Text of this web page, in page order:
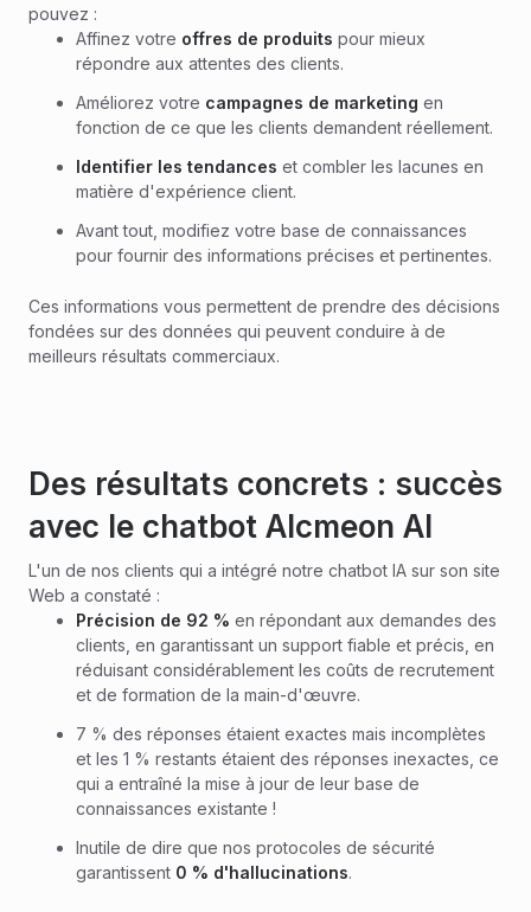
pouvez :
Affinez votre offres de produits pour mieux
répondre aux attentes des clients.
Améliorez votre campagnes de marketing en
fonction de ce que les clients demandent réellement.
Identifier les tendances et combler les lacunes en
matière d'expérience client.
Avant tout, modifiez votre base de connaissances
pour fournir des informations précises et pertinentes.
Ces informations vous permettent de prendre des décisions
fondées sur des données qui peuvent conduire à de
meilleurs résultats commerciaux.
Des résultats concrets : succès
avec le chatbot Alcmeon AI
L'un de nos clients qui a intégré notre chatbot IA sur son site
Web a constaté :
Précision de 92 % en répondant aux demandes des
clients, en garantissant un support fiable et précis, en
réduisant considérablement les coûts de recrutement
et de formation de la main-d'œuvre.
7 % des réponses étaient exactes mais incomplètes
et les 1 % restants étaient des réponses inexactes, ce
qui a entraîné la mise à jour de leur base de
connaissances existante !
Inutile de dire que nos protocoles de sécurité
garantissent 0 % d'hallucinations.